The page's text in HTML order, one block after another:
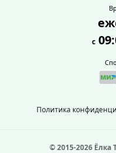
Политика
с
© 2015-2026 Ёлка